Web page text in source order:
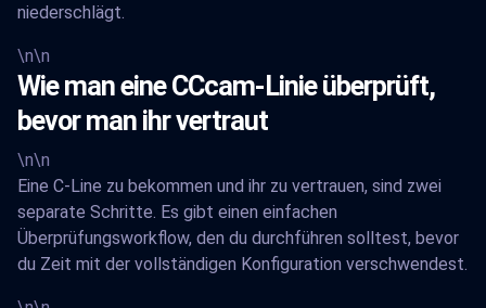
niederschlägt.
\n\n
Wie man eine CCcam-Linie überprüft,
bevor man ihr vertraut
\n\n
Eine C-Line zu bekommen und ihr zu vertrauen, sind zwei
separate Schritte. Es gibt einen einfachen
Überprüfungsworkflow, den du durchführen solltest, bevor
du Zeit mit der vollständigen Konfiguration verschwendest.